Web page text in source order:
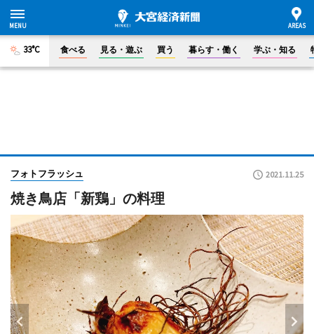
33°C 食べる 見る・遊ぶ 買う 暮らす・働く 学ぶ・知る
フォトフラッシュ 2021.11.25
焼き鳥店「新鶏」の料理